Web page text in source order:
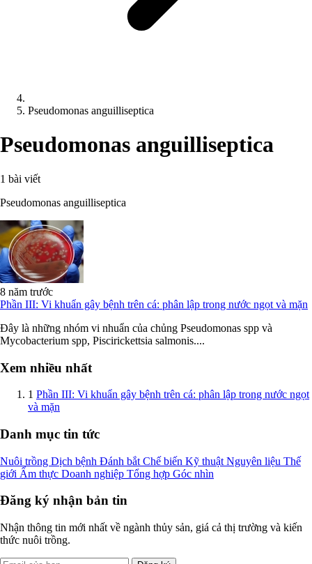
Pseudomonas anguilliseptica
Pseudomonas anguilliseptica
1 bài viết
Pseudomonas anguilliseptica
8 năm trước
Phần III: Vi khuẩn gây bệnh trên cá: phân lập trong nước ngọt và mặn
Đây là những nhóm vi nhuẩn của chủng Pseudomonas spp và
Mycobacterium spp, Piscirickettsia salmonis....
Xem nhiều nhất
1 Phần III: Vi khuẩn gây bệnh trên cá: phân lập trong nước ngọt
và mặn
Danh mục tin tức
Nuôi trồng Dịch bệnh Đánh bắt Chế biến Kỹ thuật Nguyên liệu Thế
giới Ẩm thực Doanh nghiệp Tổng hợp Góc nhìn
Đăng ký nhận bản tin
Nhận thông tin mới nhất về ngành thủy sản, giá cả thị trường và kiến
thức nuôi trồng.